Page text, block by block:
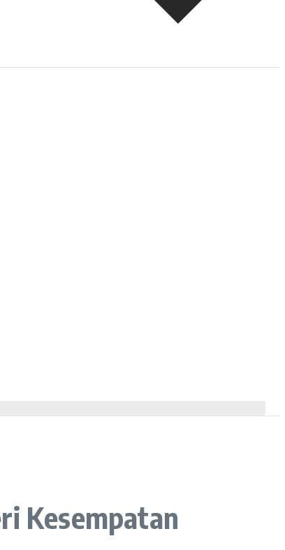
Kesempatan